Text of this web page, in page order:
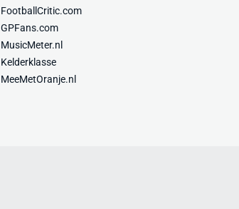
FootballCritic.com
GPFans.com
MusicMeter.nl
Kelderklasse
MeeMetOranje.nl